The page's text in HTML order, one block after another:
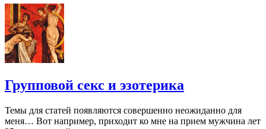
Групповой секс и эзотерика
Темы для статей появляются совершенно неожиданно для
меня… Вот например, приходит ко мне на прием мужчина лет